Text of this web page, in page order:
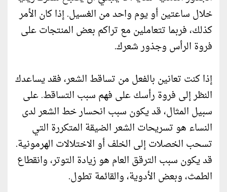
خلال ساعتين أو يوم واحد من الغسيل. إذا كان الأمر
كذلك، فربما تتعاملين مع تراكم بعض المنتجات على
فروة الرأس وجذور شعرك.
إذا كنت تعانين بالفعل من تساقط الشعر، فقد يساعدك
النظر إلى فروة رأسك على فهم سبب التساقط. على
سبيل المثال، قد يكون سبب انحسار خط الشعر لدى
النساء هو تسريحات الشعر الضيقة المتكررة التي
تسحب الخصلات إلى الخلف أو الاختلالات الهرمونية.
قد يكون سبب الترقق العام هو زيادة التوتر، وانقطاع
الطمث، وبعض الأدوية، والقائمة تطول.